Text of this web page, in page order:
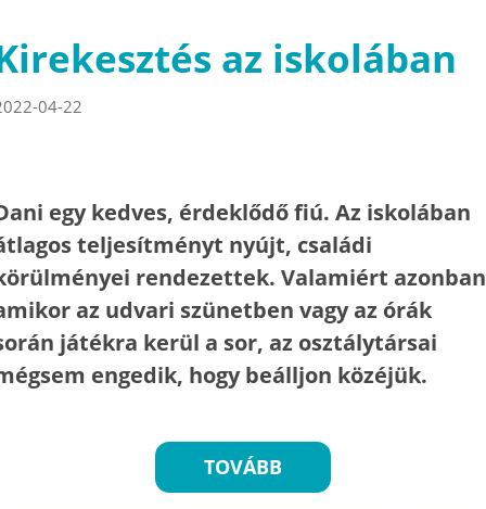
az iskolában
04-22
egy kedves, érdeklődő fiú. Az iskolában
teljesítményt nyújt, családi
rendezettek. Valamiért
az udvari szünetben vagy az órák
játékra kerül a sor, az osztálytársai
engedik, hogy beálljon közéjük.
TOVÁBB